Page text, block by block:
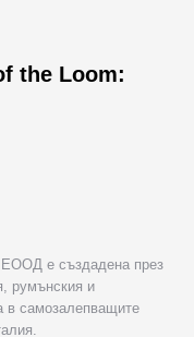
the Loom:
е създадена през
румънския и
в самозалепващите